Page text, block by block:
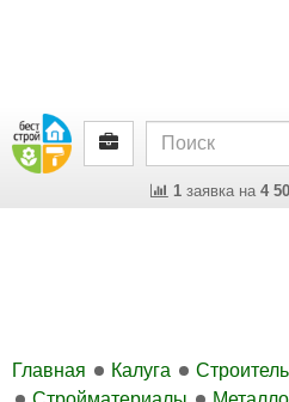
1заявка на 4
Главная Калуга